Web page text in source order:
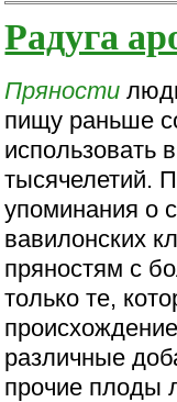
Радуга
Пряности
пищу раньше
использовать
тысячелетий.
упоминания о
вавилонских
пряностям с
только те,
различные
прочие плоды